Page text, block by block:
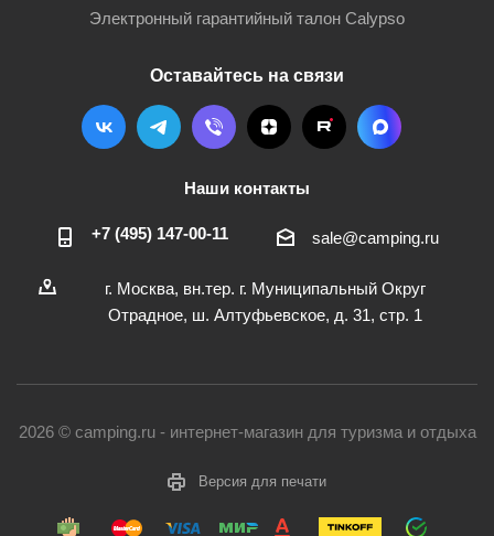
Электронный гарантийный талон Calypso
Оставайтесь на связи
Наши контакты
+7 (495) 147-00-11 sale@camping.ru
г. Москва, вн.тер. г. Муниципальный Округ
Отрадное, ш. Алтуфьевское, д. 31, стр. 1
2026 © camping.ru - интернет-магазин для туризма и отдыха
Версия для печати